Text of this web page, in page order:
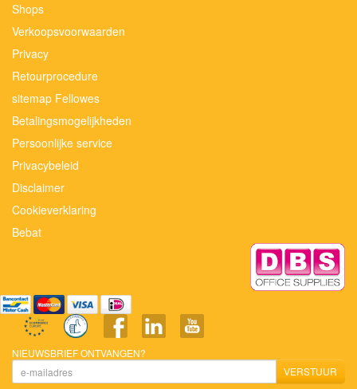
Shops
Verkoopsvoorwaarden
Privacy
Retourprocedure
sitemap Fellowes
Betalingsmogelijkheden
Persoonlijke service
Privacybeleid
Disclaimer
Cookieverklaring
Bebat
NIEUWSBRIEF ONTVANGEN?
VERSTUUR